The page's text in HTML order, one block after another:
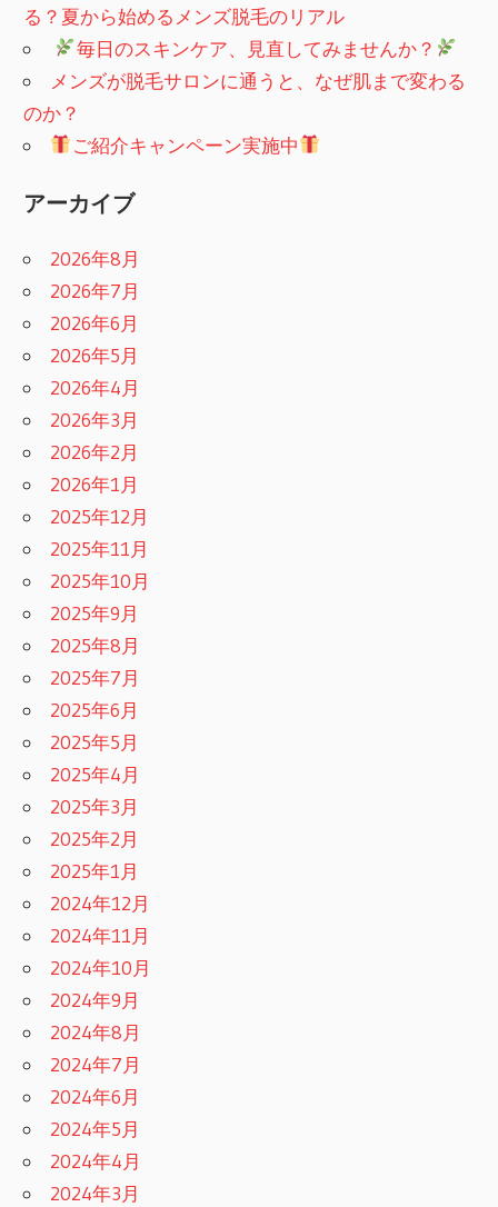
る？夏から始めるメンズ脱毛のリアル
毎日のスキンケア、見直してみませんか？
メンズが脱毛サロンに通うと、なぜ肌まで変わる
のか？
ご紹介キャンペーン実施中
アーカイブ
2026年8月
2026年7月
2026年6月
2026年5月
2026年4月
2026年3月
2026年2月
2026年1月
2025年12月
2025年11月
2025年10月
2025年9月
2025年8月
2025年7月
2025年6月
2025年5月
2025年4月
2025年3月
2025年2月
2025年1月
2024年12月
2024年11月
2024年10月
2024年9月
2024年8月
2024年7月
2024年6月
2024年5月
2024年4月
2024年3月